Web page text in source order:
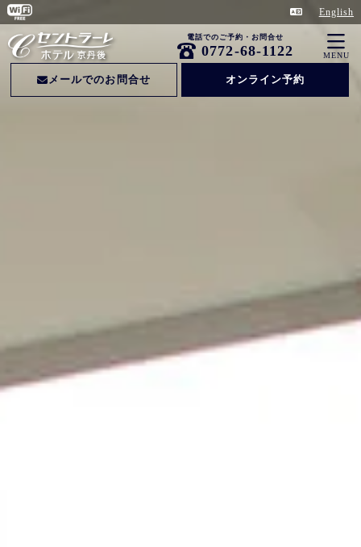
English
電話でのご予約・お問合せ
0772-68-1122
メールでのお問合せ オンライン予約
MENU